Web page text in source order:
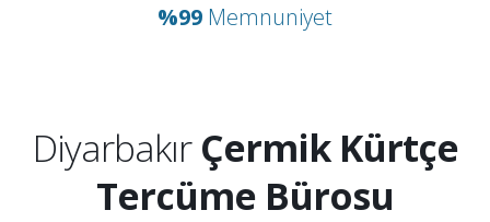
%99 Memnuniyet
DiyarbakırÇermik Kürtçe
Tercüme Bürosu